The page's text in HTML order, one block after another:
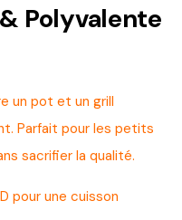
Polyvalente
un pot et un grill
Parfait pour les petits
sacrifier la qualité.
pour une cuisson